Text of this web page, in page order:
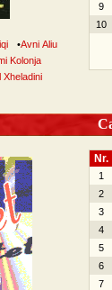
•Avni Aliu
Kolonja
Xheladini
9
10
Nr.
1
2
3
4
5
6
7